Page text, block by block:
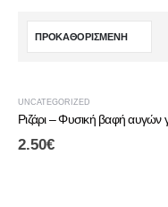
UNCATEGORIZED
2.50€